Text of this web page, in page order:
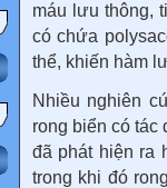
máu lưu thông,
có chứa
thể, khiến hàm
Nhiều nghiên
rong biển có tác
đã phát hiện ra
trong khi đó